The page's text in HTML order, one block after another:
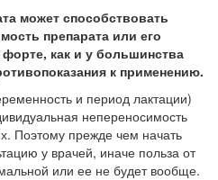
может способствовать
препарата или его
как и у большинства
к применению.
и период лактации)
непереносимость
Поэтому прежде чем начать
у врачей, иначе польза от
или ее не будет вообще.